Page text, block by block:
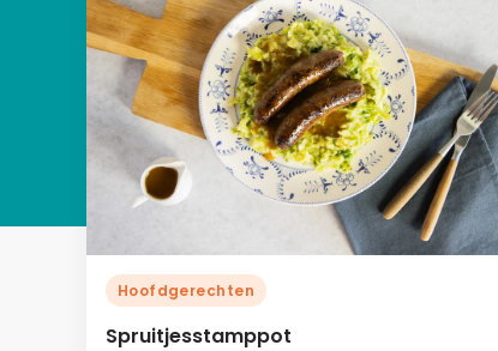
Hoofdgerechten
Spruitjesstamppot